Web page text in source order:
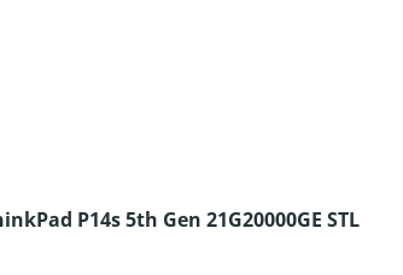
P14s 5th Gen 21G20000GE STL